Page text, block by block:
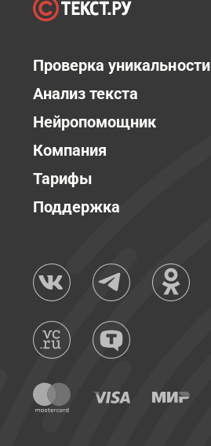
Проверка уникальности
Анализ текста
Нейропомощник
Компания
Тарифы
Поддержка